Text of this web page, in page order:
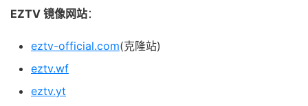
EZTV 镜像网站：
eztv-official.com(克隆站)
eztv.wf
eztv.yt